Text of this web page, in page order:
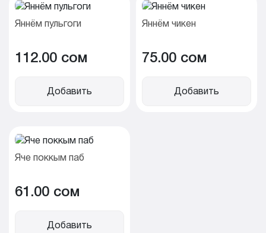
Яннём пульгоги
112.00 cом
Добавить
Яннём чикен
75.00 cом
Добавить
Яче поккым паб
61.00 cом
Добавить